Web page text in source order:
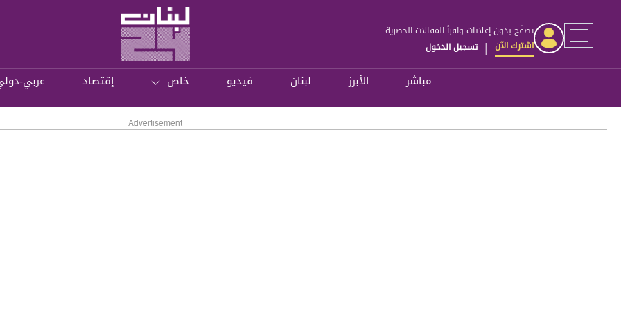
تصفّح بدون إعلانات واقرأ المقالات الحصرية
اشترك الآن | تسجيل الدخول
مباشر الأبرز لبنان فيديو خاص إقتصاد عربي-
Advertisement